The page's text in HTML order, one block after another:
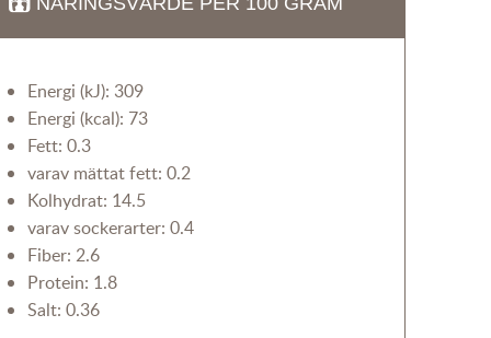
Energi (kJ): 309
Energi (kcal): 73
Fett: 0.3
varav mättat fett: 0.2
Kolhydrat: 14.5
varav sockerarter: 0.4
Fiber: 2.6
Protein: 1.8
Salt: 0.36